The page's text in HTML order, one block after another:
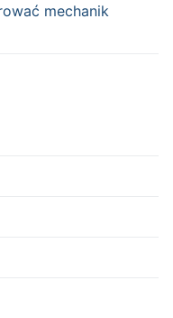
mechanik